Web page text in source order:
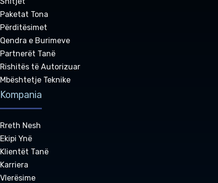
Paketat Tona
Përditësimet
Qendra e Burimeve
Partnerët Tanë
Rishitës të Autorizuar
Mbështetje Teknike
Kompania
Rreth Nesh
Ekipi Ynë
Klientët Tanë
Karriera
Vlerësime